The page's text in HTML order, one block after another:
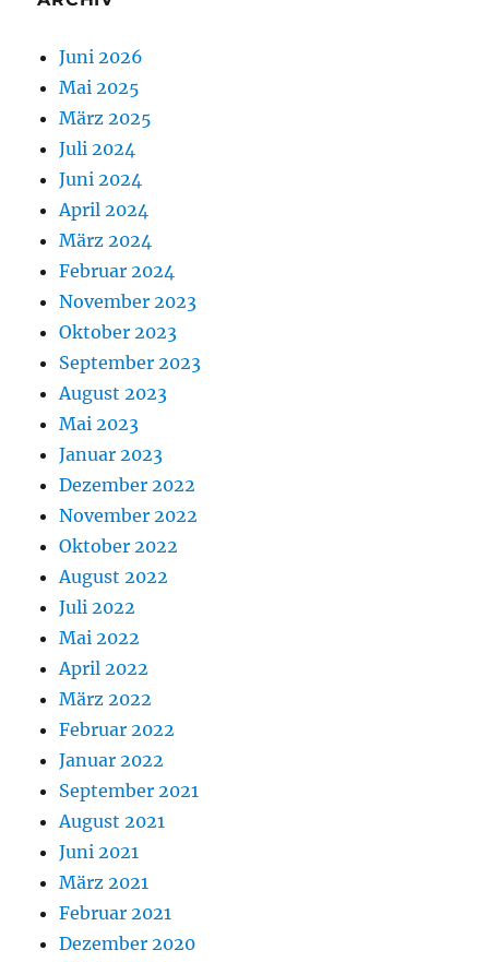
Juni 2026
Mai 2025
März 2025
Juli 2024
Juni 2024
April 2024
März 2024
Februar 2024
November 2023
Oktober 2023
September 2023
August 2023
Mai 2023
Januar 2023
Dezember 2022
November 2022
Oktober 2022
August 2022
Juli 2022
Mai 2022
April 2022
März 2022
Februar 2022
Januar 2022
September 2021
August 2021
Juni 2021
März 2021
Februar 2021
Dezember 2020